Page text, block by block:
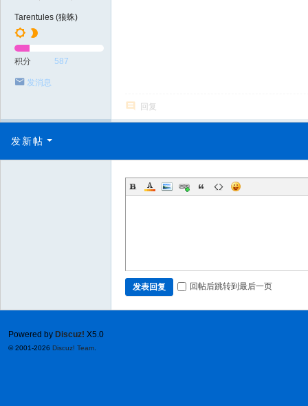
Tarentules (狼蛛)
积分 587
发消息
回复
发新帖
发表回复 回帖后跳转到最后一页
Powered by Discuz! X5.0
© 2001-2026 Discuz! Team